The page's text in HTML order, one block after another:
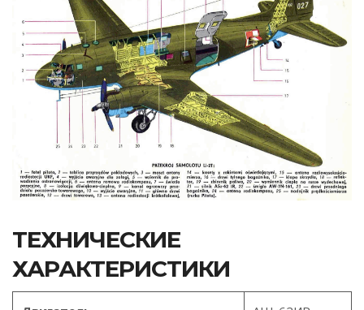
ТЕХНИЧЕСКИЕ
ХАРАКТЕРИСТИКИ